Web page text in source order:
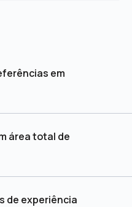
em
área total de
de experiência